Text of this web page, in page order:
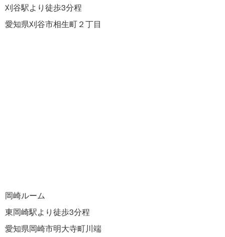
刈谷駅より徒歩3分程
愛知県刈谷市相生町２丁目
岡崎ルーム
東岡崎駅より徒歩3分程
愛知県岡崎市明大寺町川端